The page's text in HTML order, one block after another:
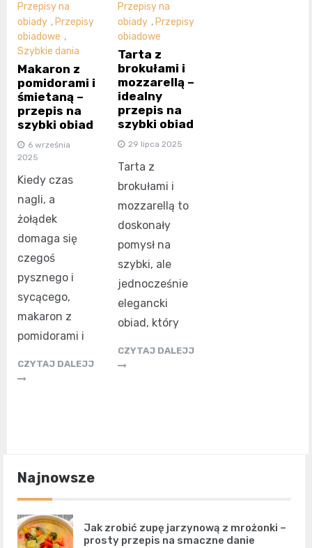
Przepisy na
obiady , Przepisy
obiadowe ,
Szybkie dania
Makaron z
pomidorami i
śmietaną –
przepis na
szybki obiad
6 września
2025
Kiedy czas
nagli, a
żołądek
domaga się
czegoś
pysznego i
sycącego,
makaron z
pomidorami i
CZYTAJ DALEJJ
Przepisy na
obiady , Przepisy
obiadowe
Tarta z
brokułami i
mozzarellą –
idealny
przepis na
szybki obiad
29 lipca 2025
Tarta z
brokułami i
mozzarellą to
doskonały
pomysł na
szybki, ale
jednocześnie
elegancki
obiad, który
CZYTAJ DALEJJ
Najnowsze
Jak zrobić zupę jarzynową z mrożonki –
prosty przepis na smaczne danie